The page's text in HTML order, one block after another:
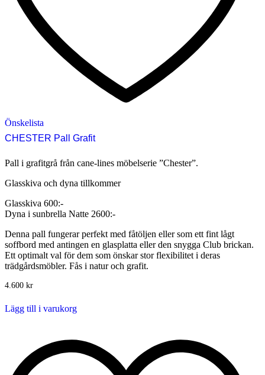
Önskelista
CHESTER Pall Grafit
Pall i grafitgrå från cane-lines möbelserie ”Chester”.
Glasskiva och dyna tillkommer
Glasskiva 600:-
Dyna i sunbrella Natte 2600:-
Denna pall fungerar perfekt med fåtöljen eller som ett fint lågt
soffbord med antingen en glasplatta eller den snygga Club brickan.
Ett optimalt val för dem som önskar stor flexibilitet i deras
trädgårdsmöbler. Fås i natur och grafit.
4.600 kr
Lägg till i varukorg